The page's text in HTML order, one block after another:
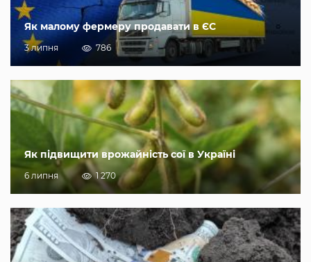
Як малому фермеру продавати в ЄС
3 липня 786
Як підвищити врожайність сої в Україні
6 липня 1 270